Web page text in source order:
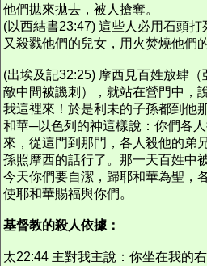
他們拋來拋去，被人搶奪。
(以西結書23:47) 這些人必用石頭打
又殺戮他們的兒女，用火焚燒他們
(出埃及記32:25) 摩西見百姓放肆
敵中間被譏刺），就站在營門中，
我這裡來！於是利未的子孫都到他
和華─以色列的神這樣說：你們各
來，從這門到那門，各人殺他的弟
孫照摩西的話行了。那一天百姓中
今天你們要自潔，歸耶和華為聖，
使耶和華賜福與你們。
基督教的殺人依據：
太22:44 主對我主說：你坐在我的